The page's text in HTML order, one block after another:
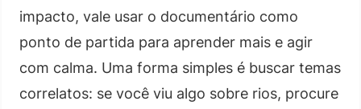
impacto, vale usar o documentário como
ponto de partida para aprender mais e agir
com calma. Uma forma simples é buscar temas
correlatos: se você viu algo sobre rios, procure